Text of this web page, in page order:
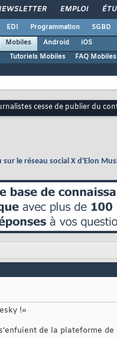
EMPLOI
EDI Programmation SGBD
Mobiles
Android
iOS
Tutoriels Mobiles FAQ Mobiles
cesse de publier du
le réseau social X d'Elon
!»
de la plateforme